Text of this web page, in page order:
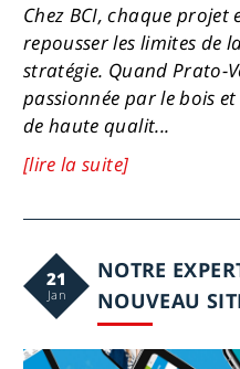
Chez BCI, chaque
repousser les limites de
stratégie. Quand Prato-
passionnée par le bois
de haute qualit...
[lire la suite]
21
Jan
NOTRE
NOUVEAU